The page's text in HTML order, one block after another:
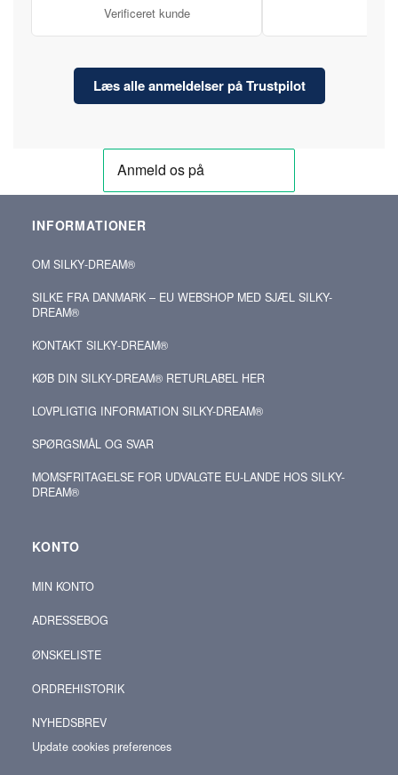
Verificeret kunde
Læs alle anmeldelser på Trustpilot
INFORMATIONER
OM SILKY‑DREAM®
SILKE FRA DANMARK – EU WEBSHOP MED SJÆL SILKY-
DREAM®
KONTAKT SILKY‑DREAM®
KØB DIN SILKY‑DREAM® RETURLABEL HER
LOVPLIGTIG INFORMATION SILKY-DREAM®
SPØRGSMÅL OG SVAR
MOMSFRITAGELSE FOR UDVALGTE EU-LANDE HOS SILKY-
DREAM®
KONTO
MIN KONTO
ADRESSEBOG
ØNSKELISTE
ORDREHISTORIK
NYHEDSBREV
Update cookies preferences